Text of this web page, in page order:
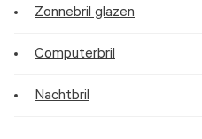
Zonnebril glazen
Computerbril
Nachtbril